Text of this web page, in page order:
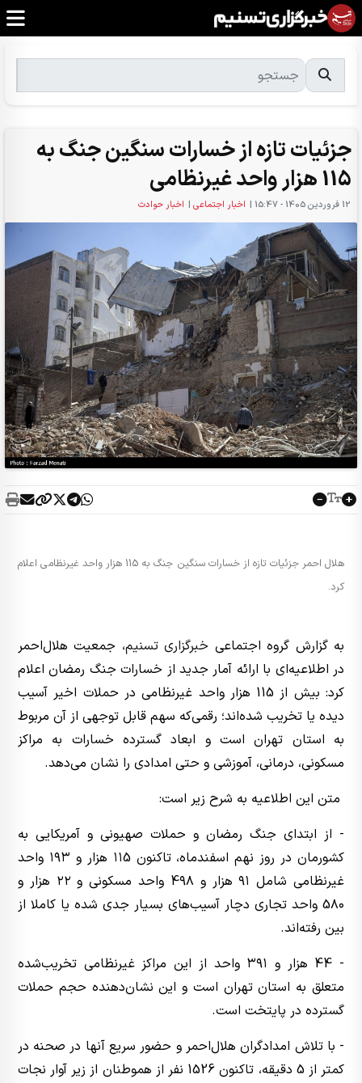
جزئیات تازه از خسارات سنگین جنگ به
115 هزار واحد غیرنظامی
12 فروردين 1405 - 15:47 | اخبار اجتماعی | اخبار حوادث
هلال احمر جزئیات تازه از خسارات سنگین جنگ به 115 هزار واحد غیرنظامی اعلام
کرد.
به گزارش گروه اجتماعی خبرگزاری تسنیم، جمعیت هلال‌احمر
در اطلاعیه‌ای با ارائه آمار جدید از خسارات جنگ رمضان اعلام
کرد: بیش از 115 هزار واحد غیرنظامی در حملات اخیر آسیب
دیده یا تخریب شده‌اند؛ رقمی‌که سهم قابل توجهی از آن مربوط
به استان تهران است و ابعاد گسترده خسارات به مراکز
مسکونی، درمانی، آموزشی و حتی امدادی را نشان می‌دهد.
متن این اطلاعیه به شرح زیر است:
- از ابتدای جنگ رمضان و حملات صهیونی و آمریکایی به
کشورمان در روز نهم اسفندماه، تاکنون ١١5 هزار و ١٩٣ واحد
غیرنظامی‌ شامل ٩١ هزار و 4٩٨ واحد مسکونی و ٢٢ هزار و
5٨٠ واحد تجاری دچار آسیب‌های بسیار جدی شده یا کاملا از
بین رفته‌اند.
- 44 هزار و ٣٩١ واحد از این مراکز غیرنظامی تخریب‌شده
متعلق به استان تهران است و این نشان‌دهنده حجم حملات
گسترده در پایتخت است.
- با تلاش امدادگران هلال‌احمر و حضور سریع آنها در صحنه در
کمتر از 5 دقیقه، تاکنون 1526 نفر از هموطنان از زیر آوار نجات